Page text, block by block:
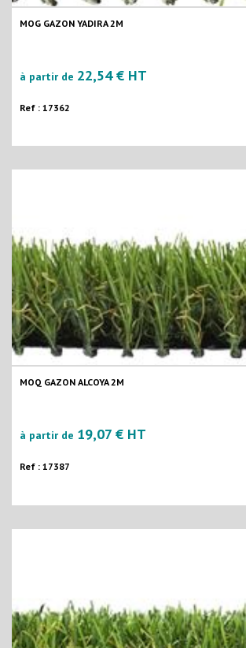
MOG GAZON YADIRA 2M
à partir de 22,54 € HT
Ref : 17362
MOQ GAZON ALCOYA 2M
à partir de 19,07 € HT
Ref : 17387